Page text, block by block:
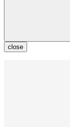
close